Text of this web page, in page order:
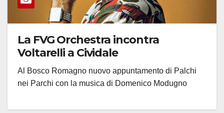
La FVG Orchestra incontra
Voltarelli a Cividale
Al Bosco Romagno nuovo appuntamento di Palchi
nei Parchi con la musica di Domenico Modugno